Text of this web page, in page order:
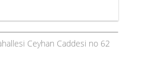
Ceyhan Caddesi no 62